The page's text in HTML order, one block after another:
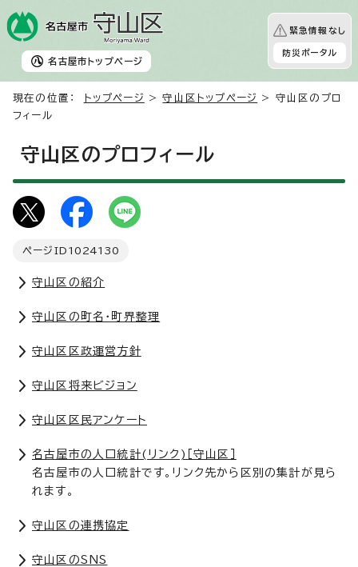
名古屋市 トップページ
緊急情報なし
防災ポータル
現在の位置： トップページ >守山区トップページ
> 守山区のプロ
フィール
守山区のプロフィール
ページID 1024130
守山区の紹介
守山区の町名・町界整理
守山区区政運営方針
守山区将来ビジョン
守山区区民アンケート
名古屋市の人口統計(リンク)［守山区］
名古屋市の人口統計です。リンク先から区別の集計が見ら
れます。
守山区の連携協定
守山区のSNS